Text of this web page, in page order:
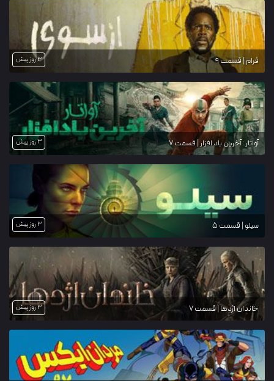
فرام | قسمت 9 3 روز پیش
آواتار: آخرین باد افزار | قسمت 7 3 روز پیش
سیلو | قسمت 5 3 روز پیش
خاندان اژدها | قسمت 7 3 روز پیش